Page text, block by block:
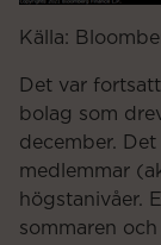
Källa:
Det var
bolag som
december.
medlemmar
högstanivåer.
sommaren